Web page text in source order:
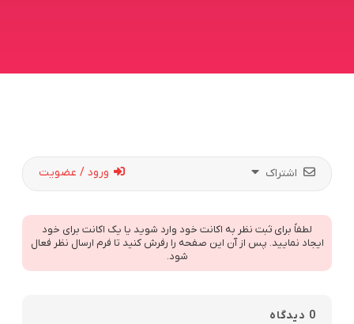
اشتراک ورود / عضویت
لطفاً برای ثبت نظر به اکانت خود وارد شوید یا یک اکانت برای خود
ایجاد نمایید. پس از آن این صفحه را رفرش کنید تا فرم ارسال نظر فعال
شود.
0 دیدگاه